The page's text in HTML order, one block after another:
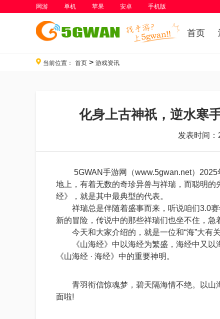
网游 单机 苹果 安卓 手机版
首页
当前位置： 首页 > 游戏资讯
化身上古神祇，逆水寒
发表时间：
5GWAN手游网（www.5gwan.net）2025
地上，有着无数的奇珍异兽与祥瑞，而聪明
经》，就是其中最典型的代表。
祥瑞总是伴随着盛事而来，听说咱们3.0赛
新的冒险，传说中的那些祥瑞们也坐不住，急
今天和大家介绍的，就是一位和“海”大有关
《山海经》中以海经为繁盛，海经中又以
《山海经 · 海经》中的重要神明。
青羽衔信惊魂梦，碧天隔海情不绝。以山
面啦!